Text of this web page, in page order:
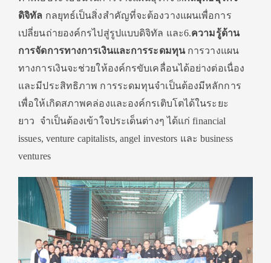
ดิจิทัล กลยุทธ์เป็นสิ่งสำคัญที่จะต้องวางแผนเพื่อการ
เปลี่ยนถ่ายองค์กรไปสู่รูปแบบดิจิทัล และ6.ความรู้ด้าน
การจัดการทางการเงินและการระดมทุนการวางแผน
ทางการเงินจะช่วยให้องค์กรขับเคลื่อนได้อย่างต่อเนื่อง
และมีประสิทธิภาพ การระดมทุนจำเป็นต้องมีหลักการ
เพื่อให้เกิดสภาพคล่องและองค์กรเติบโตได้ในระยะ
ยาว
จำเป็นต้องเข้าใจประเด็นต่างๆ ได้แก่ financial
issues, venture capitalists, angel investors และ business
ventures